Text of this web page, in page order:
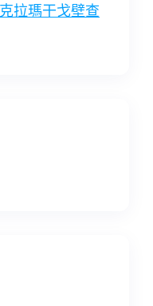
拉瑪干戈壁查